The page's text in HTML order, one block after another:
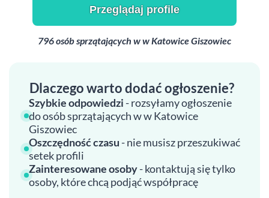
Przeglądaj profile
796 osób sprzątających w w Katowice Giszowiec
Dlaczego warto dodać ogłoszenie?
Szybkie odpowiedzi - rozsyłamy ogłoszenie
do osób sprzątających w w Katowice
Giszowiec
Oszczędność czasu - nie musisz przeszukiwać
setek profili
Zainteresowane osoby- kontaktują się tylko
osoby, które chcą podjąć współpracę